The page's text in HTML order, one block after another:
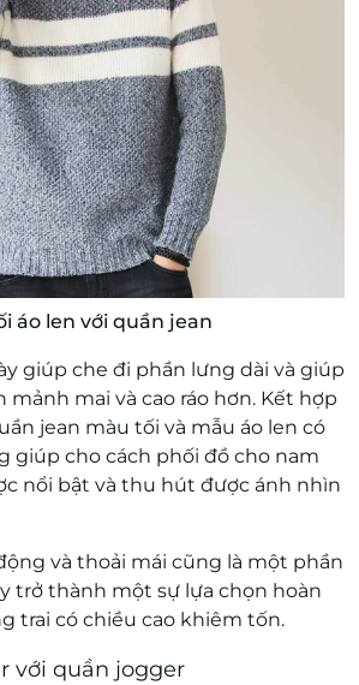
áo len với quần jean
giúp che đi phần lưng dài và giúp
mảnh mai và cao ráo hơn. Kết hợp
jean màu tối và mẫu áo len có
giúp cho cách phối đồ cho nam
nổi bật và thu hút được ánh nhìn
và thoải mái cũng là một phần
trở thành một sự lựa chọn hoàn
trai có chiều cao khiêm tốn.
với quần jogger